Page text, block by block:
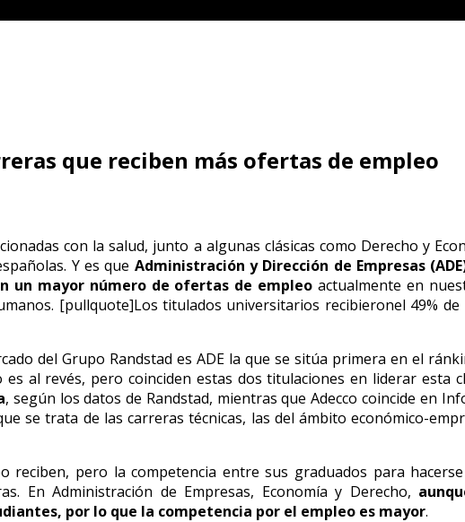
que reciben más ofertas de empleo
con la salud, junto a algunas clásicas como Derecho y
Y es que Administración y Dirección de Empresas
un mayor número de ofertas de empleoactualmente en
[pullquote]Los titulados universitarios recibieronel 49%
del Grupo Randstad es ADE la que se sitúa primera en el
al revés, pero coinciden estas dos titulaciones en liderar esta
, según los datos de Randstad, mientras que Adecco coincide en
se trata de las carreras técnicas, las del ámbito económico-
reciben, pero la competencia entre sus graduados para
En Administración de Empresas, Economía y Derecho,
por lo que la competencia por el empleo es mayor.